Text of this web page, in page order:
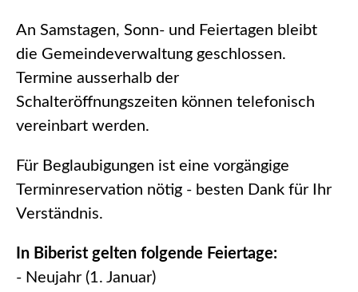
An Samstagen, Sonn- und Feiertagen bleibt
die Gemeindeverwaltung geschlossen.
Termine ausserhalb der
Schalteröffnungszeiten können telefonisch
vereinbart werden.
Für Beglaubigungen ist eine vorgängige
Terminreservation nötig - besten Dank für Ihr
Verständnis.
In Biberist gelten folgende Feiertage:
- Neujahr (1. Januar)